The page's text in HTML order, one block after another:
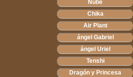
Nube
Chika
Air Plant
ángel Gabriel
ángel Uriel
Tenshi
Dragón y Princesa